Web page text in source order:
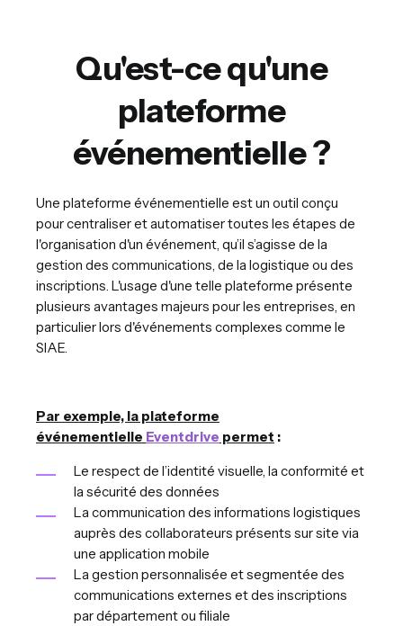
Qu'est-ce qu'une
plateforme
événementielle ?
Une plateforme événementielle est un outil conçu
pour centraliser et automatiser toutes les étapes de
l'organisation d'un événement, qu’il s’agisse de la
gestion des communications, de la logistique ou des
inscriptions. L'usage d'une telle plateforme présente
plusieurs avantages majeurs pour les entreprises, en
particulier lors d'événements complexes comme le
SIAE.
Par exemple, la plateforme
événementielle Eventdrive permet :
Le respect de l’identité visuelle, la conformité et
la sécurité des données
La communication des informations logistiques
auprès des collaborateurs présents sur site via
une application mobile
La gestion personnalisée et segmentée des
communications externes et des inscriptions
par département ou filiale